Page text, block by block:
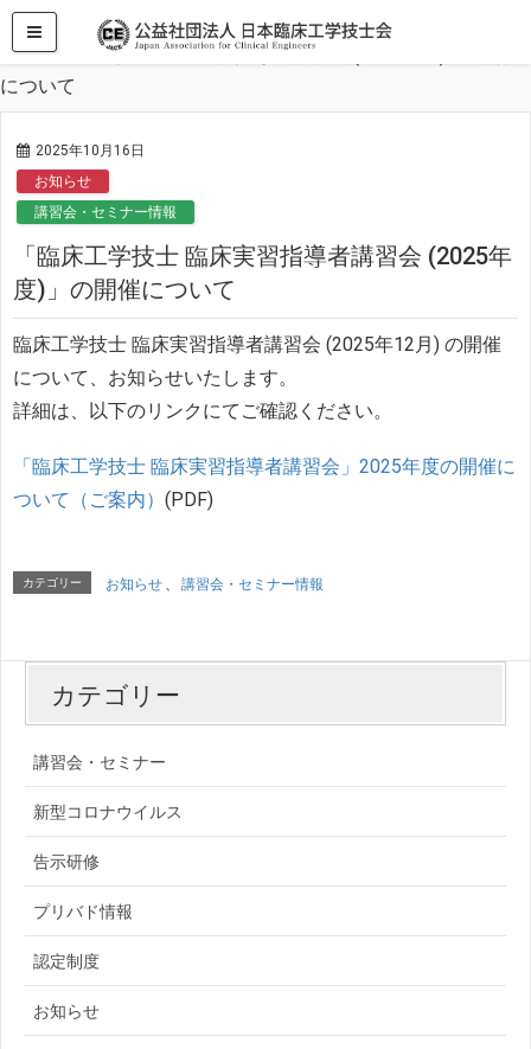
HOME
お知らせ
「臨床工学技士 臨床実習指導者講習会 (2025年度)」の開催
について
2025年10月16日
お知らせ
講習会・セミナー情報
「臨床工学技士 臨床実習指導者講習会 (2025年
度)」の開催について
臨床工学技士 臨床実習指導者講習会 (2025年12月) の開催
について、お知らせいたします。
詳細は、以下のリンクにてご確認ください。
「臨床工学技士 臨床実習指導者講習会」2025年度の開催に
ついて（ご案内） (PDF)
カテゴリー お知らせ 、 講習会・セミナー情報
カテゴリー
講習会・セミナー
新型コロナウイルス
告示研修
プリバド情報
認定制度
お知らせ